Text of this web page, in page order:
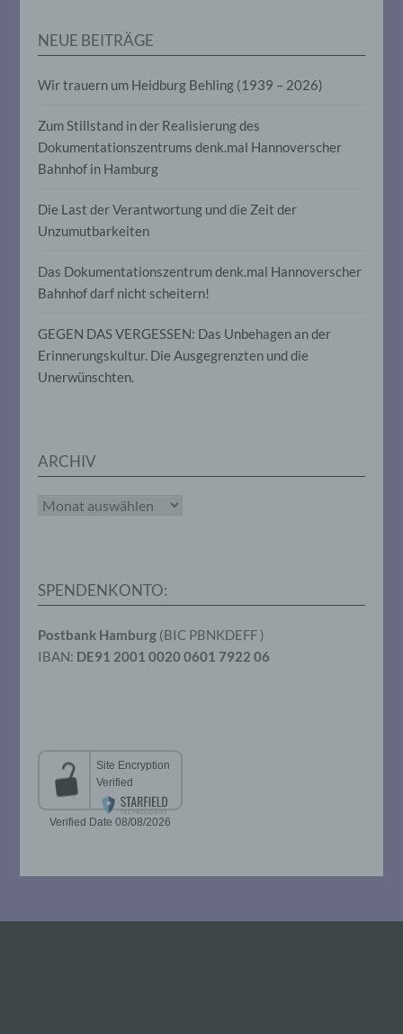
NEUE BEITRÄGE
Wir trauern um Heidburg Behling (1939 – 2026)
Zum Stillstand in der Realisierung des
Dokumentationszentrums denk.mal Hannoverscher
Bahnhof in Hamburg
Die Last der Verantwortung und die Zeit der
Unzumutbarkeiten
Das Dokumentationszentrum denk.mal Hannoverscher
Bahnhof darf nicht scheitern!
GEGEN DAS VERGESSEN: Das Unbehagen an der
Erinnerungskultur. Die Ausgegrenzten und die
Unerwünschten.
ARCHIV
Archiv
SPENDENKONTO:
Postbank Hamburg (BIC PBNKDEFF )
IBAN: DE91 2001 0020 0601 7922 06
e) Profiling
Profiling ist jede Art der automatisierten
die darin besteht, dass diese
personenbezogenen Daten verwendet
Aspekte, die sich auf eine natürliche
insbesondere, um Aspekte bezüglich
Arbeitsleistung, wirtschaftlicher Lage,
Gesundheit, persönlicher Vorlieben,
Aufenthaltsort oder Ortswechsel dieser
natürlichen Person zu analysieren oder
f) Pseudonymisierung
ohne Hinzuziehung zusätzlicher
Informationen nicht mehr einer
zugeordnet werden können, sofern diese
personenbezogenen Daten nicht einer
identifizierten oder identifizierbaren
Verantwortlicher ist die natürliche oder
juristische Person, Behörde, Einrichtung
oder andere Stelle, die allein oder
gemeinsam mit anderen über die Zwecke
und Mittel der Verarbeitung von
personenbezogenen Daten entscheidet.
das Recht der Mitgliedstaaten vorgegeben,
Kriterien seiner Benennung nach dem